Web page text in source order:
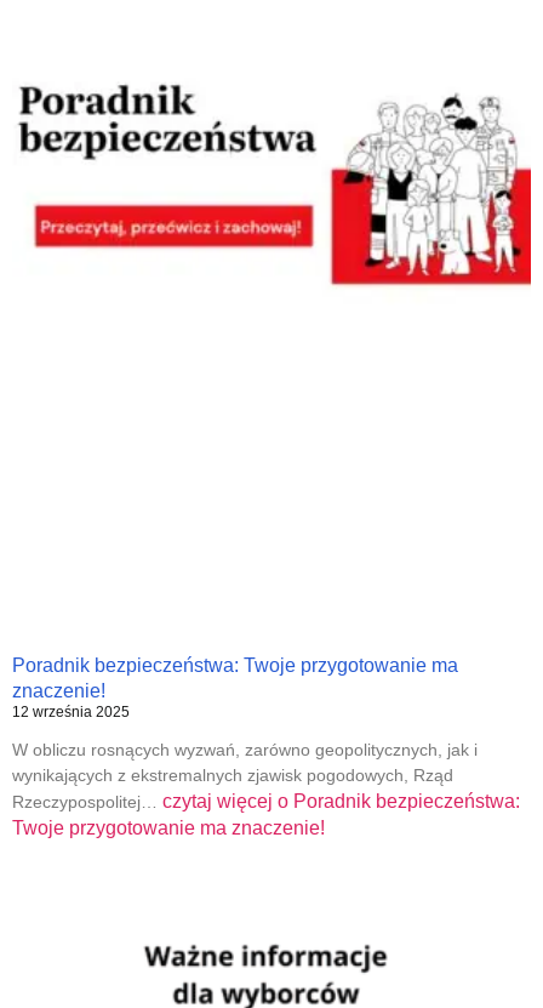
Poradnik bezpieczeństwa: Twoje przygotowanie ma
znaczenie!
12 września 2025
W obliczu rosnących wyzwań, zarówno geopolitycznych, jak i
wynikających z ekstremalnych zjawisk pogodowych, Rząd
Rzeczypospolitej… czytaj więcej o Poradnik bezpieczeństwa:
Twoje przygotowanie ma znaczenie!